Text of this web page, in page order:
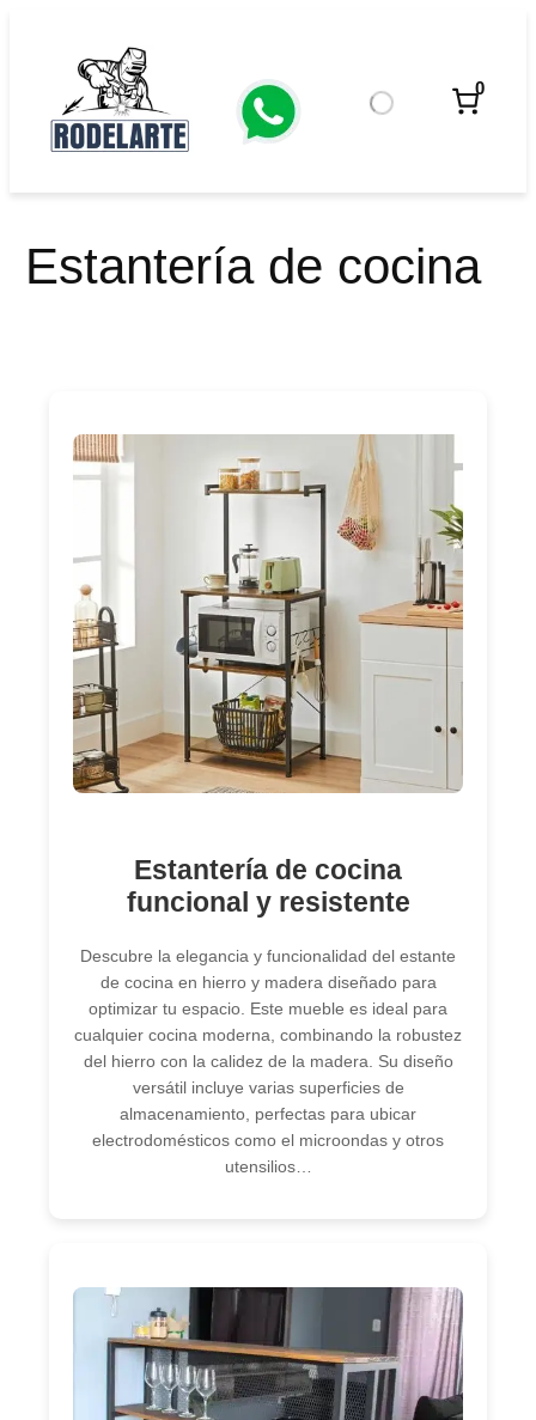
contenido
0
Estantería de cocina
Estantería de cocina
funcional y resistente
Descubre la elegancia y funcionalidad del estante
de cocina en hierro y madera diseñado para
optimizar tu espacio. Este mueble es ideal para
cualquier cocina moderna, combinando la robustez
del hierro con la calidez de la madera. Su diseño
versátil incluye varias superficies de
almacenamiento, perfectas para ubicar
electrodomésticos como el microondas y otros
utensilios…